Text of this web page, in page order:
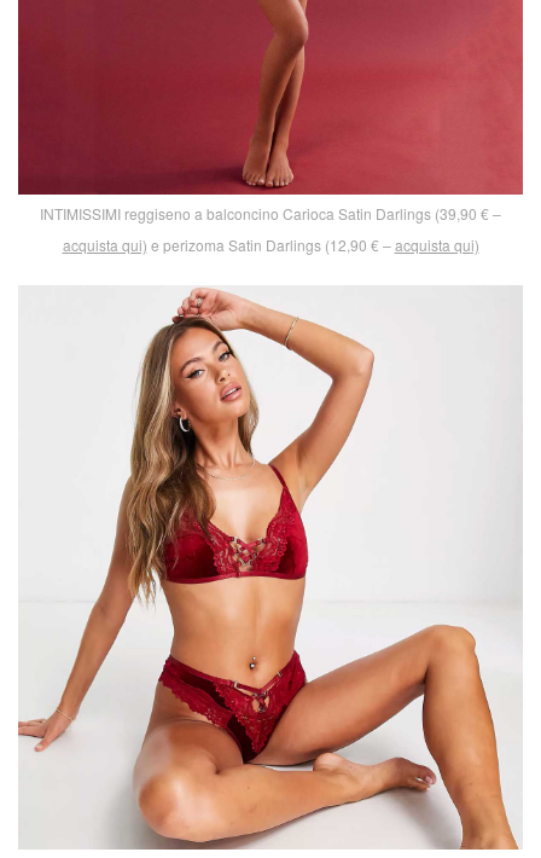
INTIMISSIMI reggiseno a balconcino Carioca Satin Darlings (39,90 € –
acquista qui) e perizoma Satin Darlings (12,90 € –acquista qui)